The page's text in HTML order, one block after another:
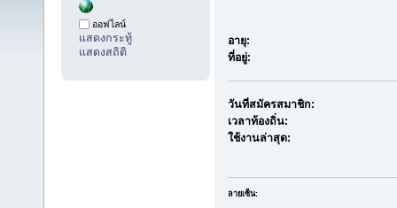
ออฟไลน์
แสดงกระทู้
แสดงสถิติ
อายุ:
ที่อยู่:
วันที่สมัครสมาชิก:
เวลาท้องถิ่น:
ใช้งานล่าสุด:
ลายเซ็น: